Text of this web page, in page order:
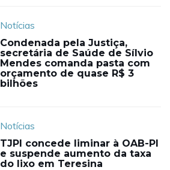
Notícias
Condenada pela Justiça,
secretária de Saúde de Sílvio
Mendes comanda pasta com
orçamento de quase R$ 3
bilhões
Notícias
TJPI concede liminar à OAB-PI
e suspende aumento da taxa
do lixo em Teresina